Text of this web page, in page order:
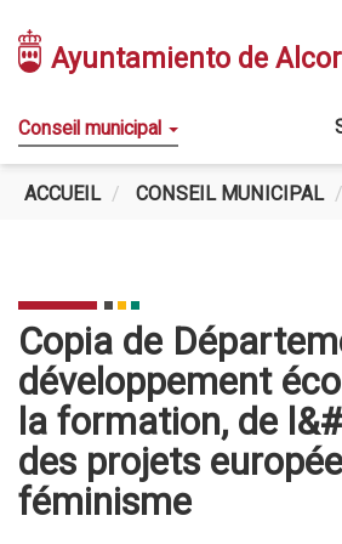
au
contenu
Ayuntamiento de
Main
navigation
Conseil municipal
ACCUEIL CONSEIL MUNICIPAL
Copia de
développement
la formation, de
des projets
féminisme